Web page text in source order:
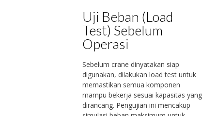
Uji Beban (Load
Test) Sebelum
Operasi
Sebelum crane dinyatakan siap
digunakan, dilakukan load test untuk
memastikan semua komponen
mampu bekerja sesuai kapasitas yang
dirancang. Pengujian ini mencakup